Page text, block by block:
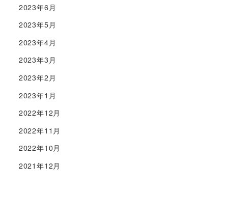
2023年6月
2023年5月
2023年4月
2023年3月
2023年2月
2023年1月
2022年12月
2022年11月
2022年10月
2021年12月